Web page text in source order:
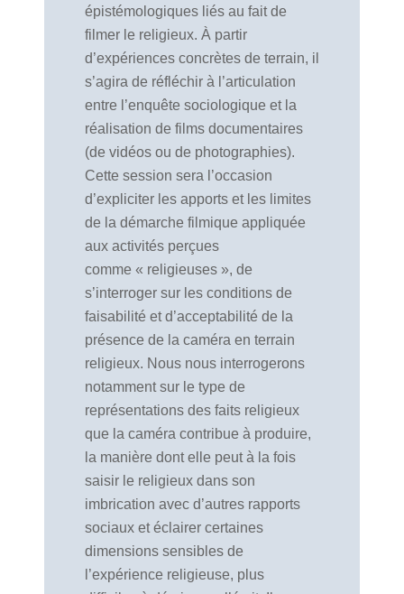
épistémologiques liés au fait de
filmer le religieux. À partir
d’expériences concrètes de terrain, il
s’agira de réfléchir à l’articulation
entre l’enquête sociologique et la
réalisation de films documentaires
(de vidéos ou de photographies).
Cette session sera l’occasion
d’expliciter les apports et les limites
de la démarche filmique appliquée
aux activités perçues
comme « religieuses », de
s’interroger sur les conditions de
faisabilité et d’acceptabilité de la
présence de la caméra en terrain
religieux. Nous nous interrogerons
notamment sur le type de
représentations des faits religieux
que la caméra contribue à produire,
la manière dont elle peut à la fois
saisir le religieux dans son
imbrication avec d’autres rapports
sociaux et éclairer certaines
dimensions sensibles de
l’expérience religieuse, plus